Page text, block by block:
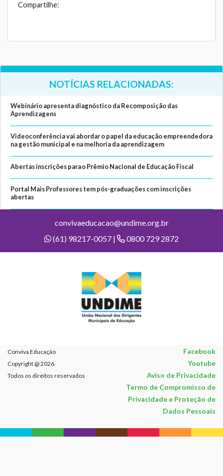
Compartilhe:
NOTÍCIAS RELACIONADAS:
Webinário apresenta diagnóstico da Recomposição das
Aprendizagens
Videoconferência vai abordar o papel da educação empreendedora
na gestão municipal e na melhoria da aprendizagem
Abertas inscrições para o Prêmio Nacional de Educação Fiscal
Portal Mais Professores tem pós-graduações com inscrições
abertas
convivaeducacao@undime.org.br
(61) 98217-0057 |
0800 729 2872
Conviva Educação Facebook
Copyright @ 2026 Youtube
Todos os direitos reservados
Aviso de Privacidade
Termo de Compromisso de
Privacidade e Proteção de
Dados Pessoais